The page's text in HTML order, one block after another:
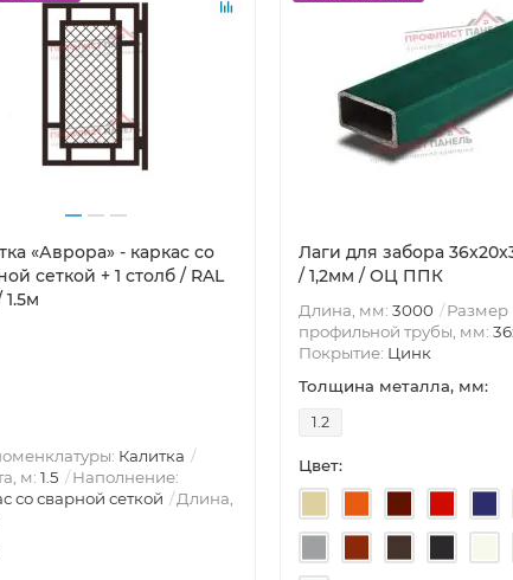
«Аврора» - каркас со
сеткой + 1 столб / RAL
1.5м
Калитка
м: 1.5
Наполнение:
со сварной сеткой
Длина,
Лаги для забора
/ 1,2мм / ОЦ ППК
Длина, мм: 3000
Размер
профильной трубы, мм:
Покрытие: Цинк
Толщина металла, мм:
1.2
Цвет: